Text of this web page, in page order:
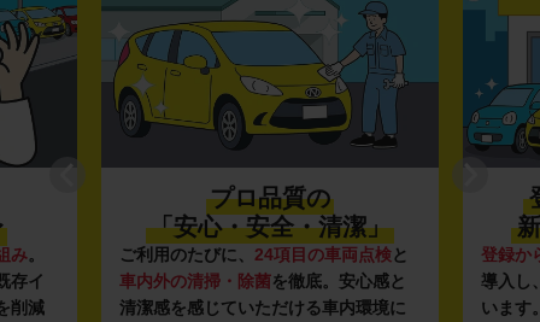
み。
存イ
削減
プロ品質の
「安心・安全・清潔」
ご利用のたびに、 24項目の車両点検と
車内外の清掃・除菌を徹底。安心感と
清潔感を感じていただける車内環境に
登録か
導入し
います